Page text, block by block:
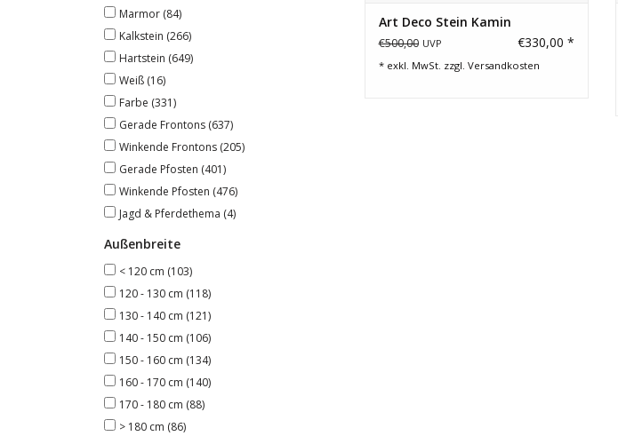
Marmor (84)
Kalkstein (266)
Hartstein (649)
Weiß (16)
Farbe (331)
Gerade Frontons (637)
Winkende Frontons (205)
Gerade Pfosten (401)
Winkende Pfosten (476)
Jagd & Pferdethema (4)
Außenbreite
< 120 cm (103)
120 - 130 cm (118)
130 - 140 cm (121)
140 - 150 cm (106)
150 - 160 cm (134)
160 - 170 cm (140)
170 - 180 cm (88)
> 180 cm (86)
Art Deco Stein Kamin
€500,00 UVP €330,00 *
* exkl. MwSt. zzgl. Versandkosten